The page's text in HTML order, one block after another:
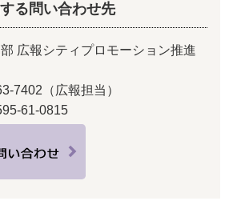
る問い合わせ先
広報シティプロモーション推進
7402（広報担当）
61-0815